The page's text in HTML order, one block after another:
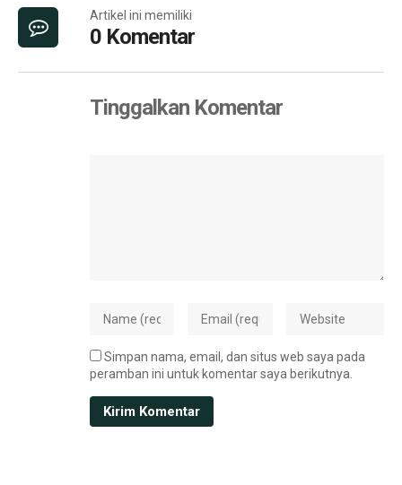
Artikel ini memiliki
0 Komentar
Tinggalkan Komentar
Simpan nama, email, dan situs web saya pada
peramban ini untuk komentar saya berikutnya.